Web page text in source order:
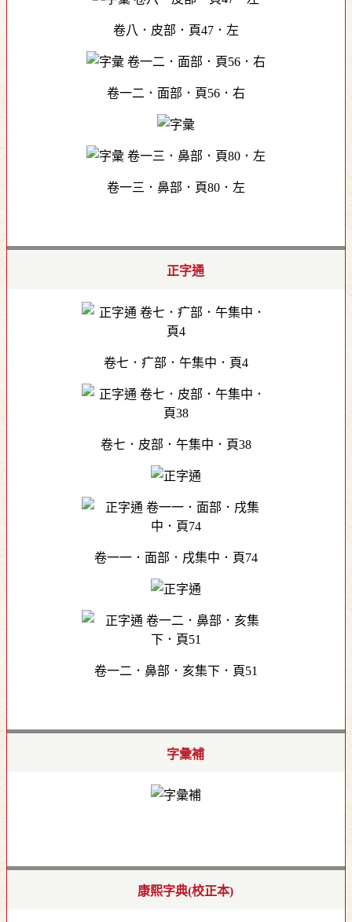
卷八．皮部．頁47．左
卷一二．面部．頁56．右
卷一三．鼻部．頁80．左
正字通
卷七．疒部．午集中．頁4
卷七．皮部．午集中．頁38
卷一一．面部．戌集中．頁74
卷一二．鼻部．亥集下．頁51
字彙補
康熙字典(校正本)